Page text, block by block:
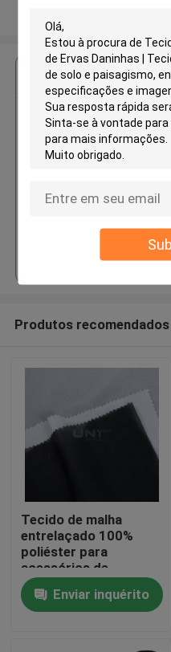
Para casa
Produtos
Obter o
de
Continue
Produtos recomendados
Tecido de malha
entrelaçado 100%
poliéster para
acessórios de
vestuário
Enviar inquérito